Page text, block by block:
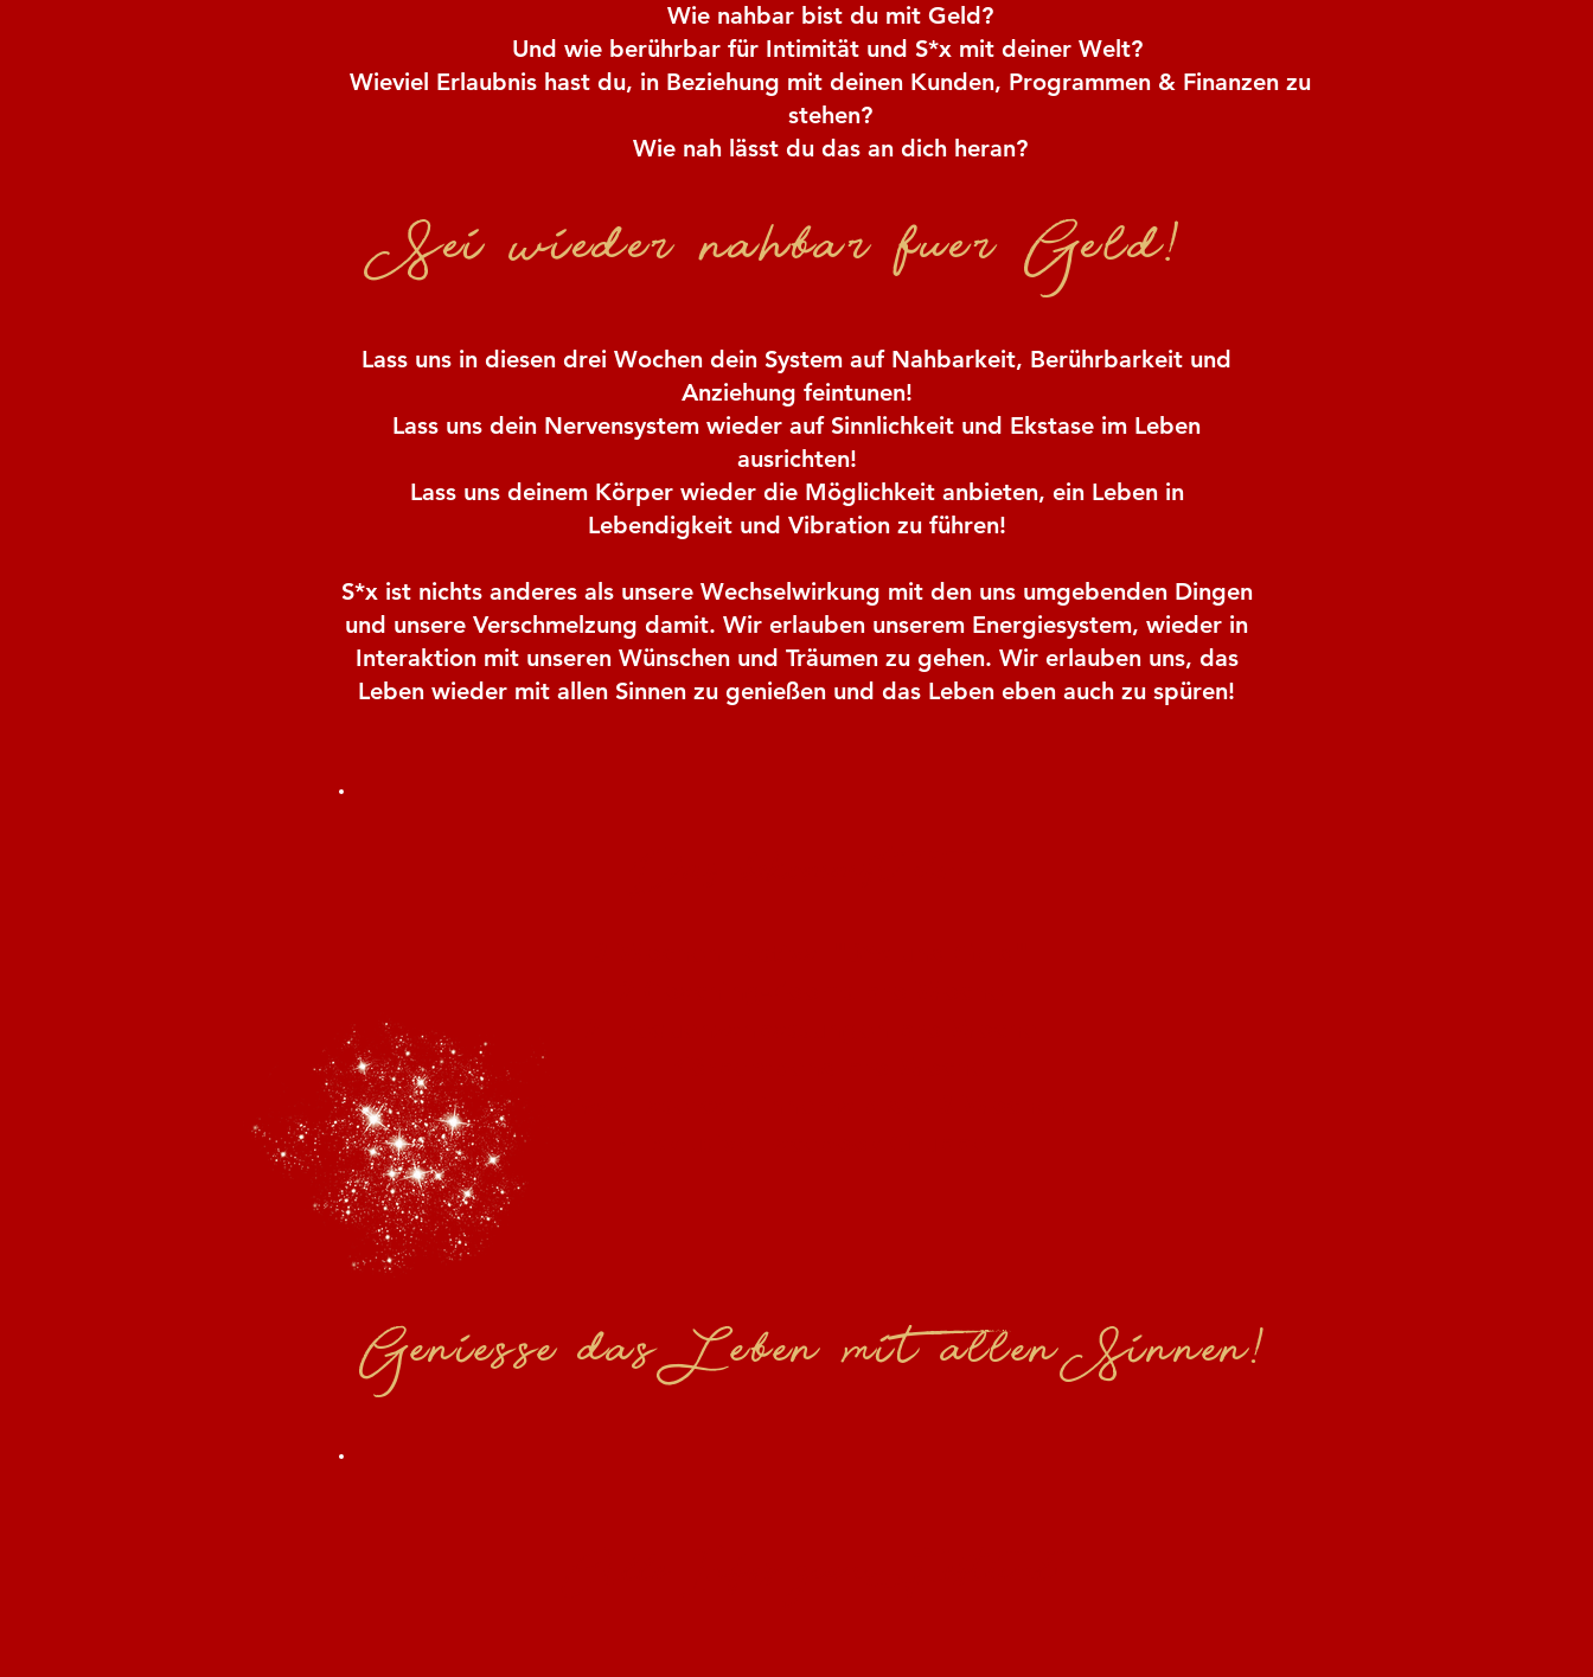
Wie nahbar bist du mit Geld?
Und wie berührbar für Intimität und S*x mit deiner Welt?
Wieviel Erlaubnis hast du, in Beziehung mit deinen Kunden, Programmen & Finanzen zu
stehen?
Wie nah lässt du das an dich heran?
Sei wieder nahbar fuer Geld!
Lass uns in diesen drei Wochen dein System auf Nahbarkeit, Berührbarkeit und
Anziehung feintunen!
Lass uns dein Nervensystem wieder auf Sinnlichkeit und Ekstase im Leben
ausrichten!
Lass uns deinem Körper wieder die Möglichkeit anbieten, ein Leben in
Lebendigkeit und Vibration zu führen!
S*x ist nichts anderes als unsere Wechselwirkung mit den uns umgebenden Dingen
und unsere Verschmelzung damit. Wir erlauben unserem Energiesystem, wieder in
Interaktion mit unseren Wünschen und Träumen zu gehen. Wir erlauben uns, das
Leben wieder mit allen Sinnen zu genießen und das Leben eben auch zu spüren!
Geniesse das Leben mit allen Sinnen!